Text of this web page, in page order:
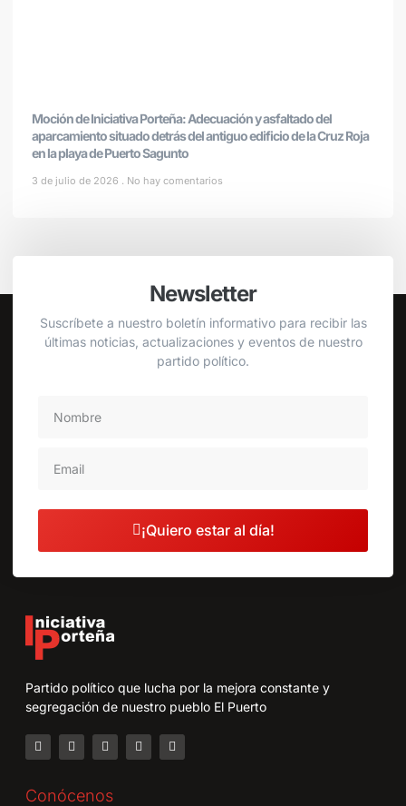
Moción de Iniciativa Porteña: Adecuación y asfaltado del
aparcamiento situado detrás del antiguo edificio de la Cruz Roja
en la playa de Puerto Sagunto
3 de julio de 2026 No hay comentarios
Newsletter
Suscríbete a nuestro boletín informativo para recibir las
últimas noticias, actualizaciones y eventos de nuestro
partido político.
¡Quiero estar al día!
Partido político que lucha por la mejora constante y
segregación de nuestro pueblo El Puerto
Conócenos